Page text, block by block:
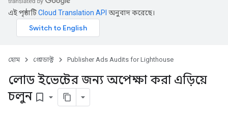
এই পৃষ্ঠাটিCloud Translation API অনুবাদ করেছে।
হোম প্রোডাক্ট Publisher Ads Audits for Lighthouse
লোড ইভেন্টের জন্য অপেক্ষা করা এড়িয়ে
চলুন bookmark_border